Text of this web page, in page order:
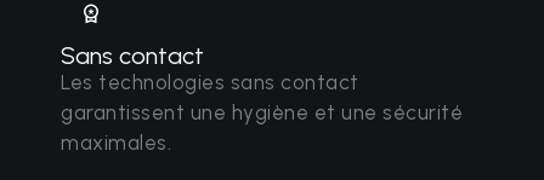
Sans contact
Les technologies sans contact
garantissent une hygiène et une sécurité
maximales.